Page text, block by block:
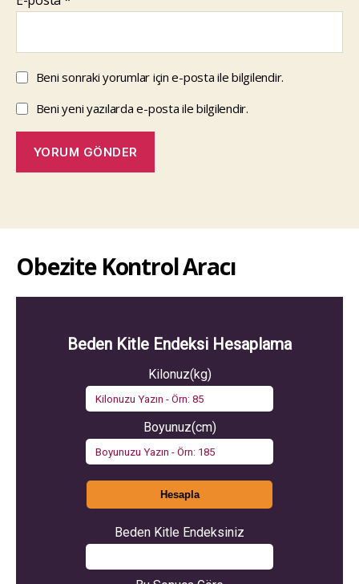
Beni sonraki yorumlar için e-posta ile bilgilendir.
Beni yeni yazılarda e-posta ile bilgilendir.
Obezite Kontrol Aracı